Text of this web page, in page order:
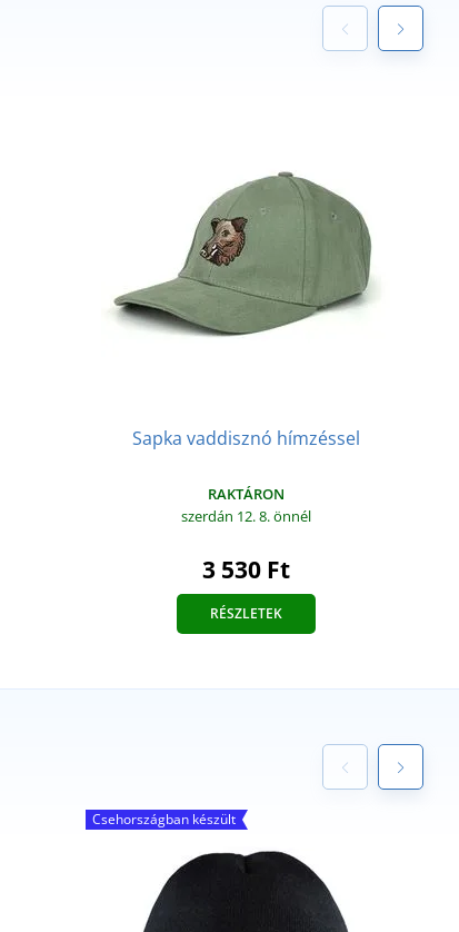
Sapka vaddisznó hímzéssel
RAKTÁRON
szerdán 12. 8.önnél
3 530 Ft
RÉSZLETEK
Csehországban készült